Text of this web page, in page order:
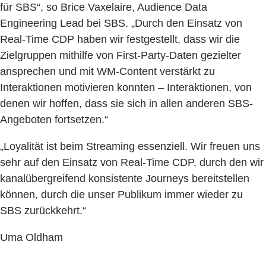
für SBS“, so Brice Vaxelaire, Audience Data
Engineering Lead bei SBS. „Durch den Einsatz von
Real-Time CDP haben wir festgestellt, dass wir die
Zielgruppen mithilfe von First-Party-Daten gezielter
ansprechen und mit WM-Content verstärkt zu
Interaktionen motivieren konnten – Interaktionen, von
denen wir hoffen, dass sie sich in allen anderen SBS-
Angeboten fortsetzen.“
„Loyalität ist beim Streaming essenziell. Wir freuen uns
sehr auf den Einsatz von Real-Time CDP, durch den wir
kanalübergreifend konsistente Journeys bereitstellen
können, durch die unser Publikum immer wieder zu
SBS zurückkehrt.“
Uma Oldham